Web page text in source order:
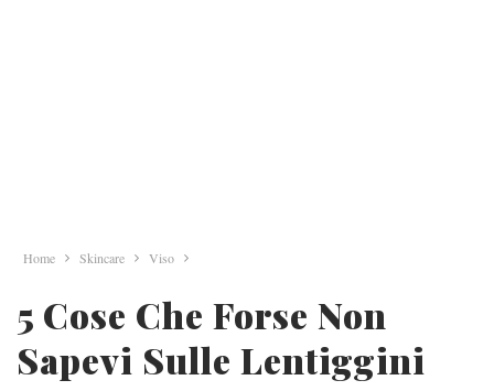
Home Skincare Viso
5 Cose Che Forse Non
Sapevi Sulle Lentiggini